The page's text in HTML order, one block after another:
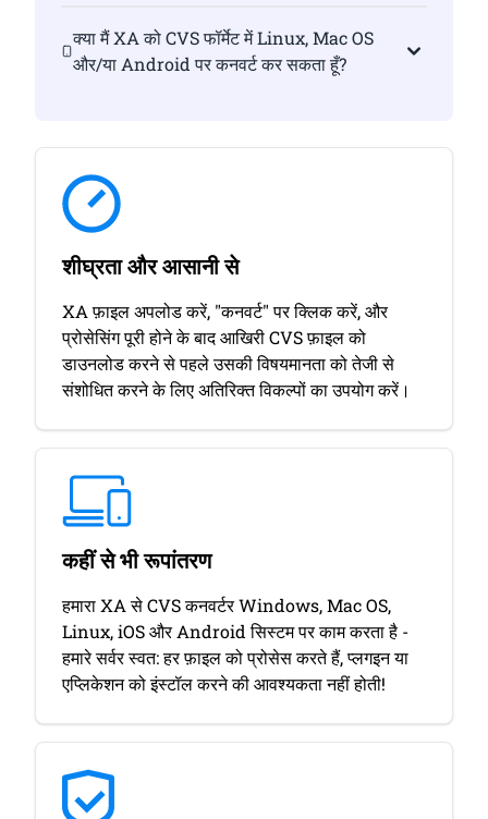
क्या मैं XA को CVS फॉर्मेट में Linux, Mac OS
और/या Android पर कनवर्ट कर सकता हूँ?
शीघ्रता और आसानी से
XA फ़ाइल अपलोड करें, "कनवर्ट" पर क्लिक करें, और
प्रोसेसिंग पूरी होने के बाद आखिरी CVS फ़ाइल को
डाउनलोड करने से पहले उसकी विषयमानता को तेजी से
संशोधित करने के लिए अतिरिक्त विकल्पों का उपयोग करें।
कहीं से भी रूपांतरण
हमारा XA से CVS कनवर्टर Windows, Mac OS,
Linux, iOS और Android सिस्टम पर काम करता है -
हमारे सर्वर स्वत: हर फ़ाइल को प्रोसेस करते हैं, प्लगइन या
एप्लिकेशन को इंस्टॉल करने की आवश्यकता नहीं होती!